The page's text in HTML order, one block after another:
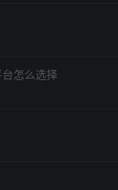
怎么选择